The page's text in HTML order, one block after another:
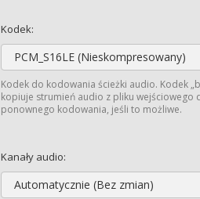
Kodek:
PCM_S16LE (Nieskompresowany)
Kodek do kodowania ścieżki audio. Kodek
kopiuje strumień audio z pliku wejściowego
ponownego kodowania, jeśli to możliwe.
Kanały audio:
Automatycznie (Bez zmian)